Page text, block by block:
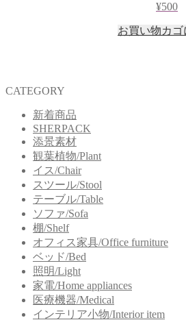
¥500
お買い物カゴ
CATEGORY
新着商品
SHERPACK
添景素材
観葉植物/Plant
イス/Chair
スツール/Stool
テーブル/Table
ソファ/Sofa
棚/Shelf
オフィス家具/Office furniture
ベッド/Bed
照明/Light
家電/Home appliances
医療機器/Medical
インテリア小物/Interior item